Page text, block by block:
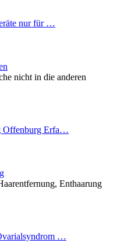
nur für …
nicht in die anderen
Offenburg Erfa…
Enthaarung
…